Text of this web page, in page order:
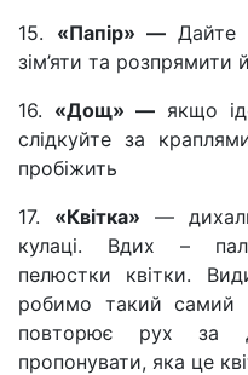
15. «Папір» —Дайте
зім’яти та розпрямити
16. «Дощ» — якщо
слідкуйте за
пробіжить
17. «Квітка» —
кулаці. Вдих –
пелюстки квітки.
робимо такий самий
повторює рух за
пропонувати, яка це